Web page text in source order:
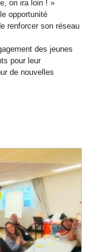
on ira loin ! »
opportunité
renforcer son réseau
des jeunes
pour leur
de nouvelles